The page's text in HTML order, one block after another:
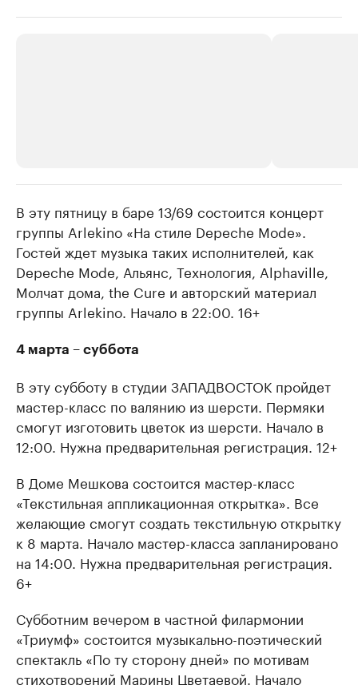
Крупнейшие производители и
продавцы медийной продукции
Ознакомьтесь с информацией в каталоге
Страховые
Посмотрите в
В эту пятницу в баре 13/69 состоится концерт
группы Arlekino «На стиле Depeche Mode».
Гостей ждет музыка таких исполнителей, как
Depeche Mode, Альянс, Технология, Alphaville,
Молчат дома, the Cure и авторский материал
группы Arlekino. Начало в 22:00. 16+
4 марта – суббота
В эту субботу в студии ЗАПАДВОСТОК пройдет
мастер-класс по валянию из шерсти. Пермяки
смогут изготовить цветок из шерсти. Начало в
12:00. Нужна предварительная регистрация. 12+
В Доме Мешкова состоится мастер-класс
«Текстильная аппликационная открытка». Все
желающие смогут создать текстильную открытку
к 8 марта. Начало мастер-класса запланировано
на 14:00. Нужна предварительная регистрация.
6+
Субботним вечером в частной филармонии
«Триумф» состоится музыкально-поэтический
спектакль «По ту сторону дней» по мотивам
стихотворений Марины Цветаевой. Начало